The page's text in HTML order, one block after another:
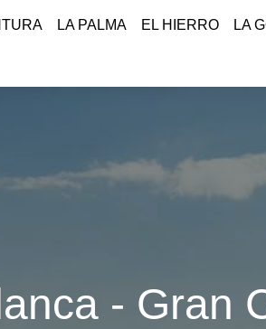
LA PALMA EL HIERRO LA
- Gran